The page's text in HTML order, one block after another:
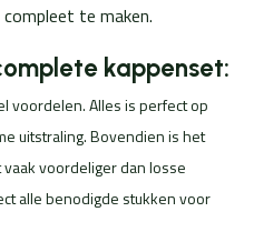
te maken.
kappenset:
voordelen. Alles is perfect op
uitstraling. Bovendien is het
voordeliger dan losse
alle benodigde stukken voor